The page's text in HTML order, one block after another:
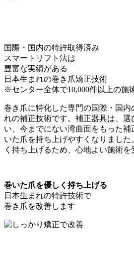
国際・国内の特許取得済み
スマートリフト法は
豊富な実績がある
日本生まれの巻き爪矯正技術
※センター全体で10,000件以上の施
巻き爪に特化した専門の国際・国内
れの補正技術です。補正器具は、
い、今までにない湾曲面をもった
いた爪を持ち上げやすくなりました
く持ち上げるため、心地よい施術を
巻いた爪を優しく持ち上げる
日本生まれの特許技術で
巻き爪を改善します